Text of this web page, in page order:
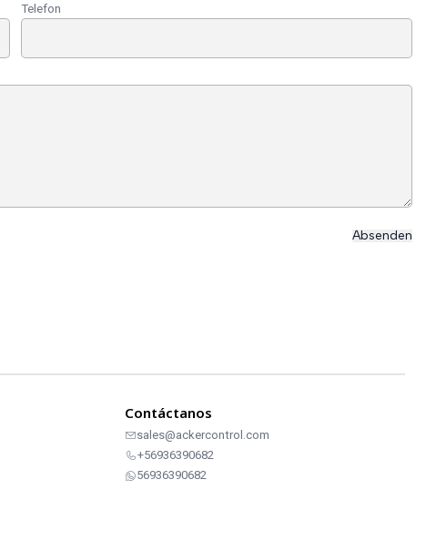
Telefon
Contáctanos
sales@ackercontrol.com
+56936390682
56936390682